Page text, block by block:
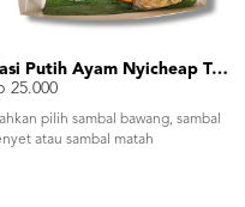
Nasi Putih Ayam Nyicheap Tumis Tauge Tahu Tempe
25.000
pilih sambal bawang, sambal
atau sambal matah